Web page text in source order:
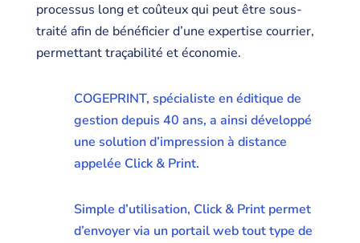
processus long et coûteux qui peut être sous-
traité afin de bénéficier d’une expertise courrier,
permettant traçabilité et économie.
COGEPRINT, spécialiste en éditique de
gestion depuis 40 ans, a ainsi développé
une solution d’impression à distance
appelée Click & Print.
Simple d’utilisation, Click & Print permet
d’envoyer via un portail web tout type de